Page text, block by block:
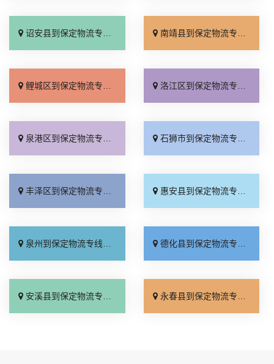
诏安县到保定物流专线_要几天到「收费介绍」 南靖县到保定物流专线_全程无虑「专线快运」
鲤城区到保定物流专线_多少一方「运价查询」 洛江区到保定物流专线_直发全境「专线直达」
泉港区到保定物流专线_无需中转「门到门配送」 石狮市到保定物流专线_高效运输「物流拼车」
丰泽区到保定物流专线_保证时效「准时准点」 惠安县到保定物流专线_天天发车「全境配送」
泉州到保定物流专线_快运有保障「一站直达」 德化县到保定物流专线_需要几天「每日发车」
安溪县到保定物流专线_全程无虑「需要几天」 永春县到保定物流专线_托运放心「全境配送」